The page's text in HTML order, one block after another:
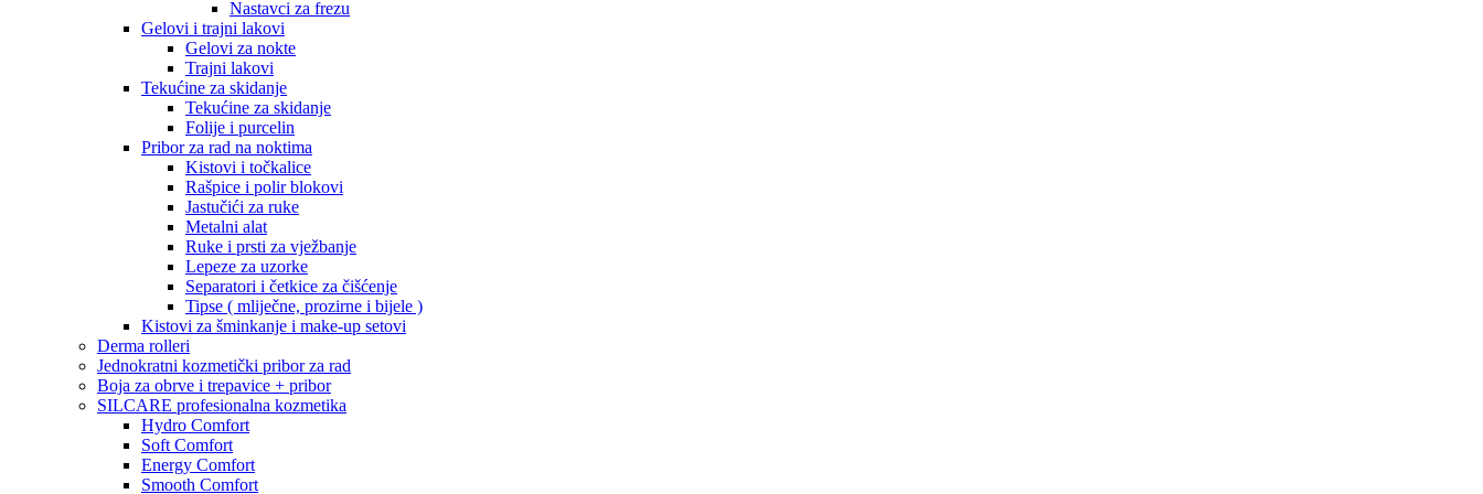
Nastavci za frezu
Gelovi i trajni lakovi
Gelovi za nokte
Trajni lakovi
Tekućine za skidanje
Tekućine za skidanje
Folije i purcelin
Pribor za rad na noktima
Kistovi i točkalice
Rašpice i polir blokovi
Jastučići za ruke
Metalni alat
Ruke i prsti za vježbanje
Lepeze za uzorke
Separatori i četkice za čišćenje
Tipse ( mliječne, prozirne i bijele )
Kistovi za šminkanje i make-up setovi
Derma rolleri
Jednokratni kozmetički pribor za rad
Boja za obrve i trepavice + pribor
SILCARE profesionalna kozmetika
Hydro Comfort
Soft Comfort
Energy Comfort
Smooth Comfort